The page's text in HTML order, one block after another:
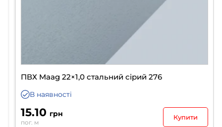
ПВХ Maag 22×1,0 стальний сірий 276
В наявності
15.10 грн
пог. м
Купити